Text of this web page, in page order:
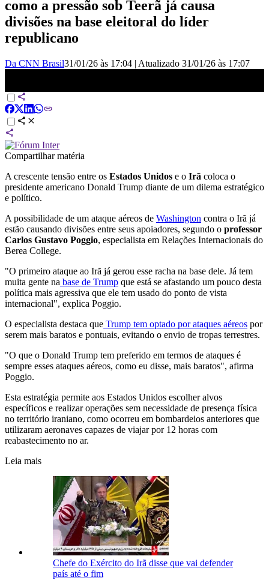
como a pressão sob Teerã já causa
divisões na base eleitoral do líder
republicano
Da CNN Brasil31/01/26 às 17:04 | Atualizado 31/01/26 às 17:07
Compartilhar matéria
A crescente tensão entre os Estados Unidos e o Irã coloca o
presidente americano Donald Trump diante de um dilema estratégico
e político.
A possibilidade de um ataque aéreos de Washington contra o Irã já
estão causando divisões entre seus apoiadores, segundo o professor
Carlos Gustavo Poggio, especialista em Relações Internacionais do
Berea College.
"O primeiro ataque ao Irã já gerou esse racha na base dele. Já tem
muita gente na base de Trump que está se afastando um pouco desta
política mais agressiva que ele tem usado do ponto de vista
internacional", explica Poggio.
O especialista destaca que Trump tem optado por ataques aéreos por
serem mais baratos e pontuais, evitando o envio de tropas terrestres.
"O que o Donald Trump tem preferido em termos de ataques é
sempre esses ataques aéreos, como eu disse, mais baratos", afirma
Poggio.
Esta estratégia permite aos Estados Unidos escolher alvos
específicos e realizar operações sem necessidade de presença física
no território iraniano, como ocorreu em bombardeios anteriores que
utilizaram aeronaves capazes de viajar por 12 horas com
reabastecimento no ar.
Leia mais
Chefe do Exército do Irã disse que vai defender
país até o fim